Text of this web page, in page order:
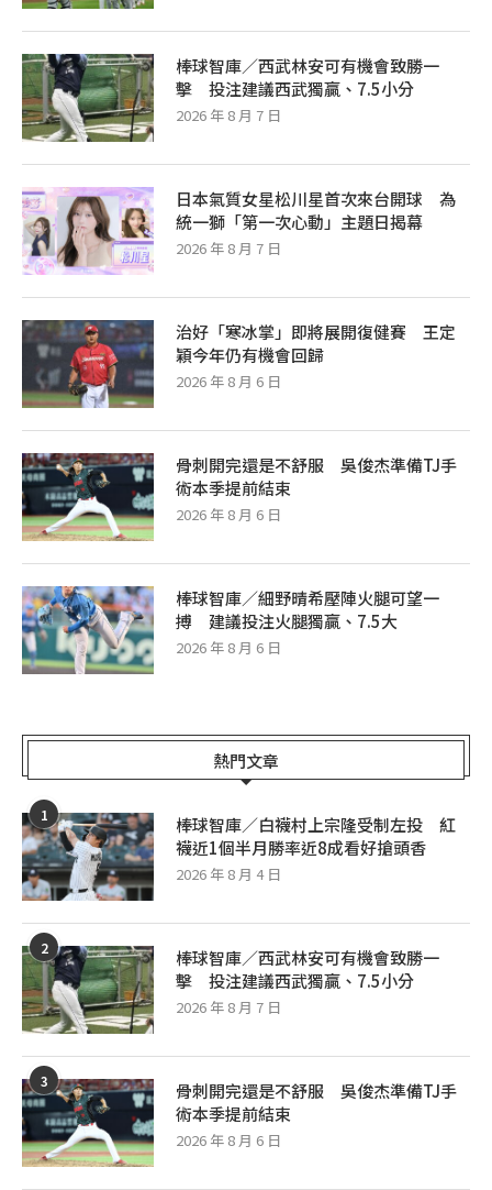
棒球智庫／西武林安可有機會致勝一
擊 投注建議西武獨贏、7.5小分
2026 年 8 月 7 日
日本氣質女星松川星首次來台開球 為
統一獅「第一次心動」主題日揭幕
2026 年 8 月 7 日
治好「寒冰掌」即將展開復健賽 王定
穎今年仍有機會回歸
2026 年 8 月 6 日
骨刺開完還是不舒服 吳俊杰準備TJ手
術本季提前結束
2026 年 8 月 6 日
棒球智庫／細野晴希壓陣火腿可望一
搏 建議投注火腿獨贏、7.5大
2026 年 8 月 6 日
熱門文章
1
棒球智庫／白襪村上宗隆受制左投 紅
襪近1個半月勝率近8成看好搶頭香
2026 年 8 月 4 日
2
棒球智庫／西武林安可有機會致勝一
擊 投注建議西武獨贏、7.5小分
2026 年 8 月 7 日
3
骨刺開完還是不舒服 吳俊杰準備TJ手
術本季提前結束
2026 年 8 月 6 日